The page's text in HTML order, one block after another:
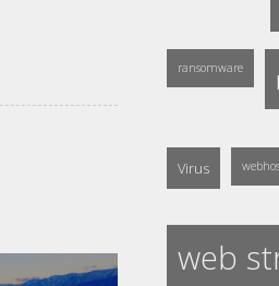
ransomware
Virus
web